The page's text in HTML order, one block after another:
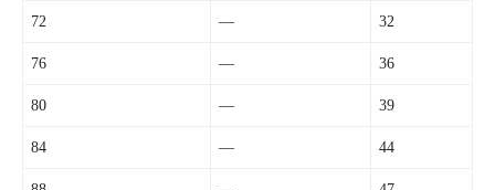
72 — 32
76 — 36
80 — 39
84 — 44